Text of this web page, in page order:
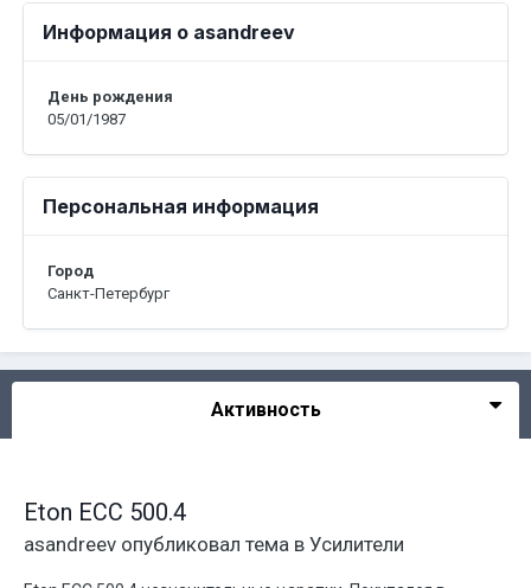
Информация о asandreev
День рождения
05/01/1987
Персональная информация
Город
Санкт-Петербург
Активность
Eton ECC 500.4
asandreev опубликовал тема в Усилители